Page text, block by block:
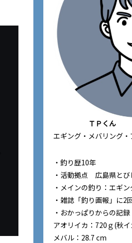
ＴＰくん
エギング・メバリング・
・釣り歴10年
・活動拠点 広島県とび
・メインの釣り：エギ
・雑誌「釣り画報」に2
・おかっぱりからの記録
アオリイカ：720ｇ(秋イ
メバル：28.7 cm